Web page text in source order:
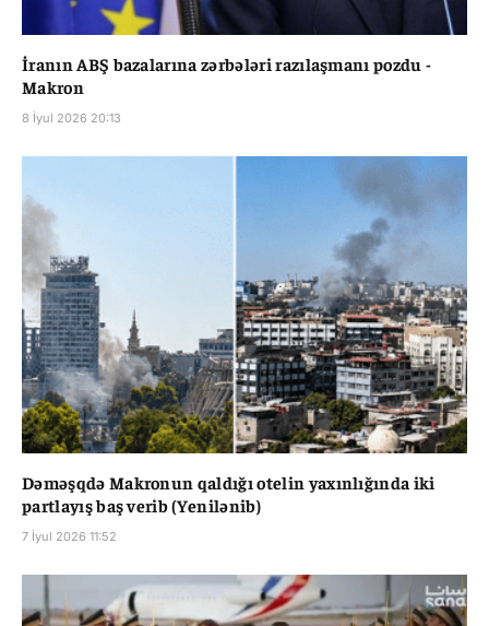
İranın ABŞ bazalarına zərbələri razılaşmanı pozdu -
Makron
8 İyul 2026 20:13
Dəməşqdə Makronun qaldığı otelin yaxınlığında iki
partlayış baş verib (Yenilənib)
7 İyul 2026 11:52